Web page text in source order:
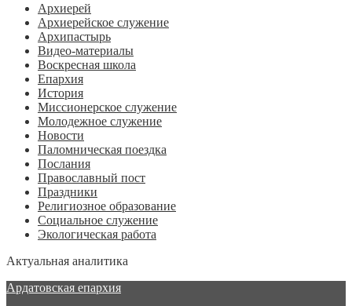
Архиерей
Архиерейское служение
Архипастырь
Видео-материалы
Воскресная школа
Епархия
История
Миссионерское служение
Молодежное служение
Новости
Паломническая поездка
Послания
Православный пост
Праздники
Религиозное образование
Социальное служение
Экологическая работа
Актуальная аналитика
Ардатовская епархия